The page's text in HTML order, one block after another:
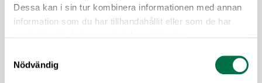
Dessa kan i sin tur kombinera informationen med annan
information som du har tillhandahållit eller som de har
Nödvändig
energimärkning. Först ut är sötade smaksatta
mjölkprodukter, matbröd, glass samt kaffebröd,
i vår. Åtagandena är frivilliga och målen tar sikte
på 2030. …